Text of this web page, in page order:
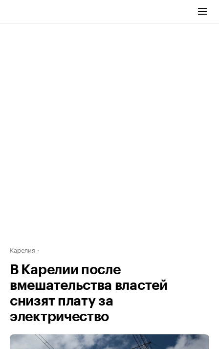
Карелия
В Карелии после
вмешательства властей
снизят плату за
электричество